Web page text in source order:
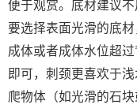
便于观赏。底材建议
要选择表面光滑的底
成体或者成体水位超
即可，刺颈更喜欢于
爬物体（如光滑的石